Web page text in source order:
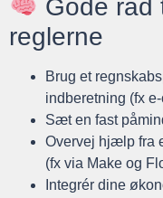
Gode råd
reglerne
Brug et
indberetning (fx
Sæt en fast
Overvej hjælp fra
(fx via Make og
Integrér dine